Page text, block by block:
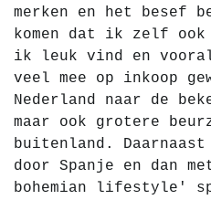
merken en het besef
komen dat ik zelf
ik leuk vind en
veel mee op inkoop
Nederland naar de
maar ook grotere
buitenland.
door Spanje en dan
bohemian lifestyle'